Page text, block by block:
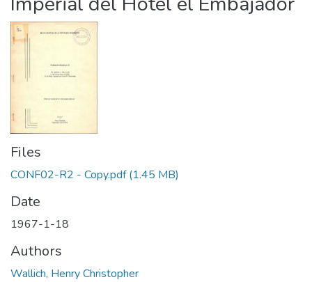
Files
CONF02-R2 - Copy.pdf(1.45 MB)
Date
1967-1-18
Authors
Wallich, Henry Christopher